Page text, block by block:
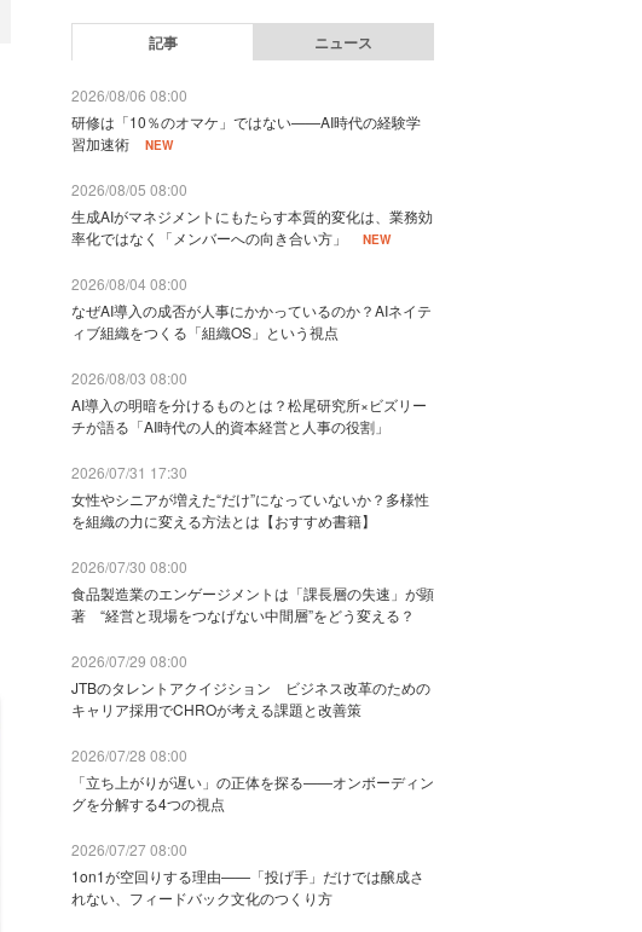
記事 ニュース
2026/08/06 08:00
研修は「10％のオマケ」ではない——AI時代の経験学
習加速術
NEW
2026/08/05 08:00
生成AIがマネジメントにもたらす本質的変化は、業務効
率化ではなく「メンバーへの向き合い方」
NEW
2026/08/04 08:00
なぜAI導入の成否が人事にかかっているのか？AIネイテ
ィブ組織をつくる「組織OS」という視点
2026/08/03 08:00
AI導入の明暗を分けるものとは？松尾研究所×ビズリー
チが語る「AI時代の人的資本経営と人事の役割」
2026/07/31 17:30
女性やシニアが増えた“だけ”になっていないか？多様性
を組織の力に変える方法とは【おすすめ書籍】
2026/07/30 08:00
食品製造業のエンゲージメントは「課長層の失速」が顕
著 “経営と現場をつなげない中間層”をどう変える？
2026/07/29 08:00
JTBのタレントアクイジション ビジネス改革のための
キャリア採用でCHROが考える課題と改善策
2026/07/28 08:00
「立ち上がりが遅い」の正体を探る——オンボーディン
グを分解する4つの視点
2026/07/27 08:00
1on1が空回りする理由——「投げ手」だけでは醸成さ
れない、フィードバック文化のつくり方